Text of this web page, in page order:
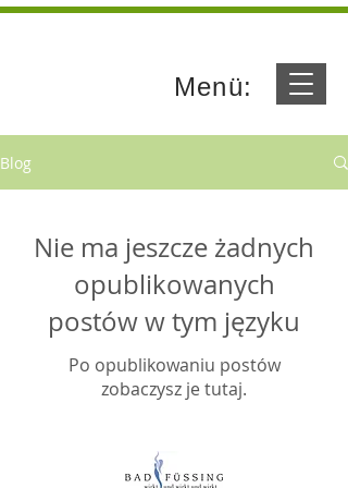
Menü:
Blog
Nie ma jeszcze żadnych
opublikowanych
postów w tym języku
Po opublikowaniu postów
zobaczysz je tutaj.